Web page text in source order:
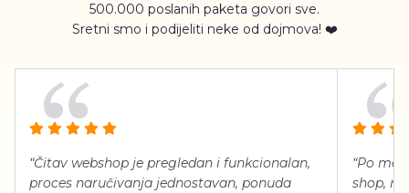
500.000 poslanih paketa govori sve.
Sretni smo i podijeliti neke od dojmova! ❤️
“Čitav webshop je pregledan i funkcionalan,
proces naručivanja jednostavan, ponuda
“Po
shop,